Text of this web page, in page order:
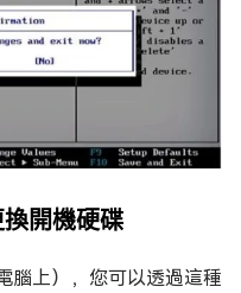
開機硬碟
腦上），您可以透過這種